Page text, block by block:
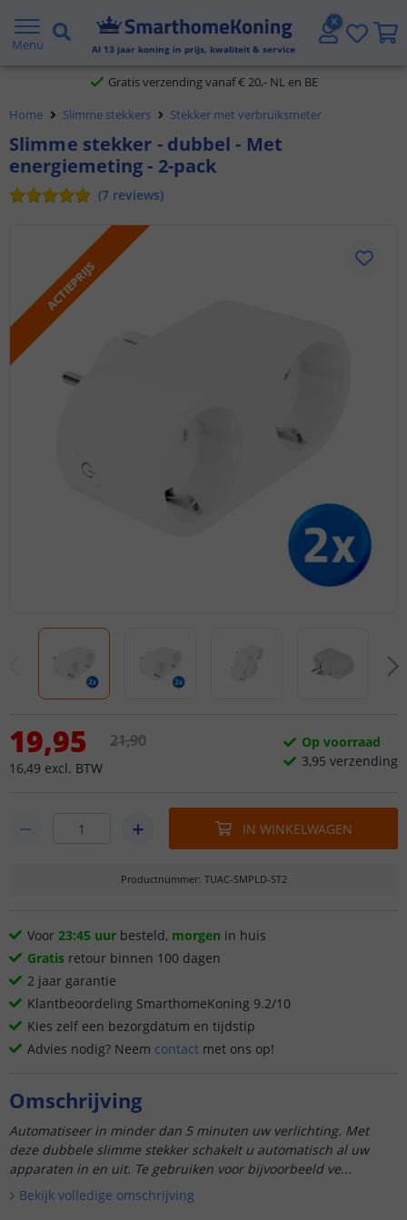
Menu Al 13 jaar koning in prijs, kwaliteit & service
2 jaar garantie
Gratis verzending vanaf € 20,- NL en BE
Klantbeoordeling 9.1
Voor 23:45 uur besteld,
Home Slimme stekkers Stekker met verbruiksmeter
Slimme stekker - dubbel - Met
energiemeting - 2-pack
(7 reviews)
ACTIEPRIJS
19,95
16,49 excl. BTW
21,90
Op voorraad
3,95 verzending
IN WINKELWAGEN
Productnummer: TUAC-SMPLD-ST2
Voor 23:45 uur besteld, morgen in huis
Gratis retour binnen 100 dagen
2 jaar garantie
Klantbeoordeling SmarthomeKoning 9.2/10
Kies zelf een bezorgdatum en tijdstip
Advies nodig? Neem contact met ons op!
Omschrijving
Automatiseer in minder dan 5 minuten uw verlichting. Met
deze dubbele slimme stekker schakelt u automatisch al uw
apparaten in en uit. Te gebruiken voor bijvoorbeeld ve...
Bekijk volledige omschrijving